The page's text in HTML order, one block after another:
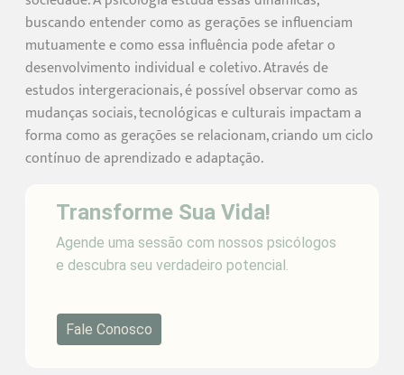
buscando entender como as gerações se influenciam
mutuamente e como essa influência pode afetar o
desenvolvimento individual e coletivo. Através de
estudos intergeracionais, é possível observar como as
mudanças sociais, tecnológicas e culturais impactam a
forma como as gerações se relacionam, criando um ciclo
contínuo de aprendizado e adaptação.
Transforme Sua Vida!
Agende uma sessão com nossos psicólogos
e descubra seu verdadeiro potencial.
Fale Conosco